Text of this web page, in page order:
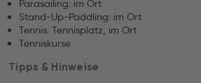
Parasailing: im Ort
Stand-Up-Paddling: im Ort
Tennis: Tennisplatz, im Ort
Tenniskurse
Tipps & Hinweise